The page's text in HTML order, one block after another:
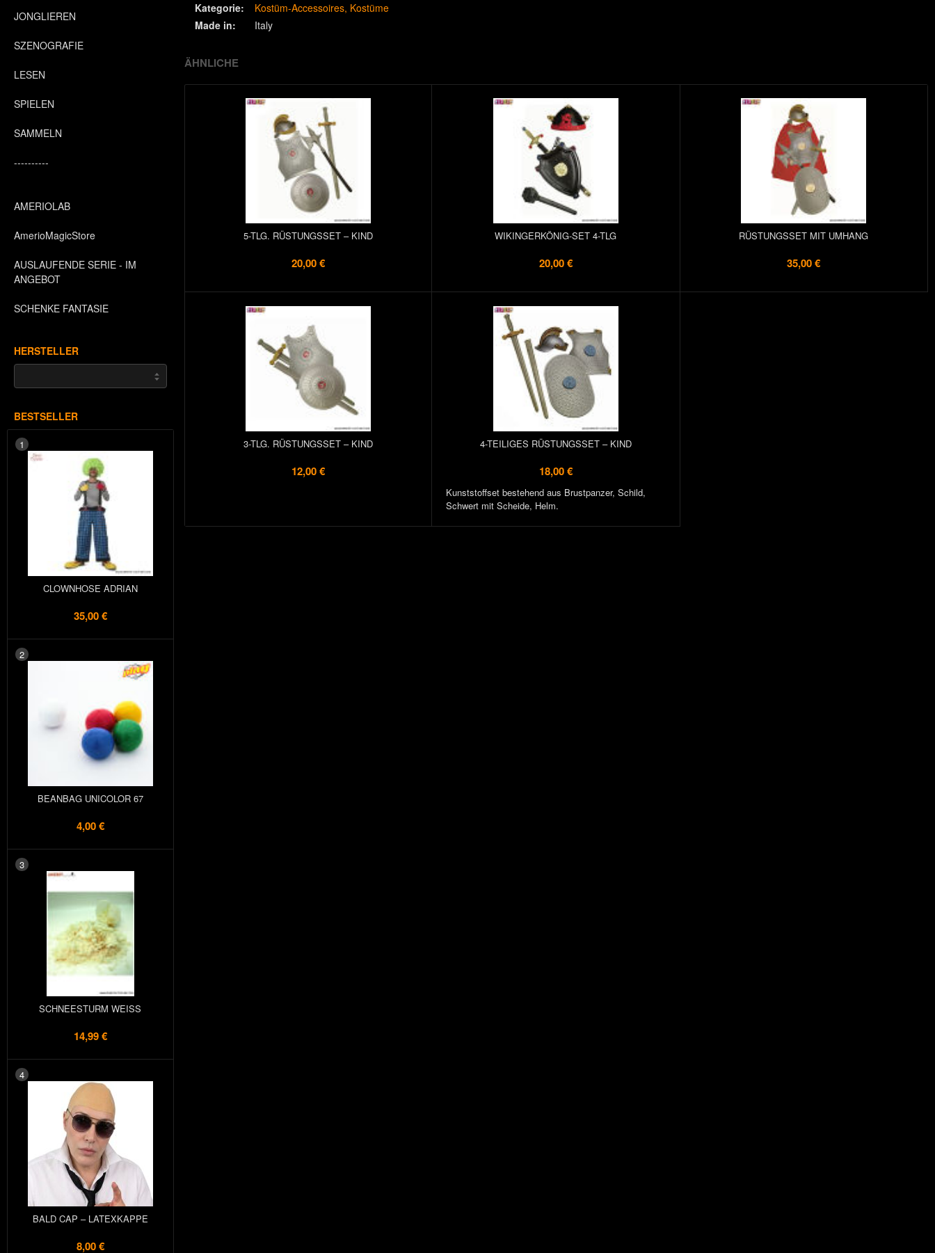
JONGLIEREN
SZENOGRAFIE
LESEN
SPIELEN
SAMMELN
----------
AMERIOLAB
AmerioMagicStore
AUSLAUFENDE SERIE - IM
ANGEBOT
SCHENKE FANTASIE
HERSTELLER
BESTSELLER
1
CLOWNHOSE ADRIAN
35,00 €
2
BEANBAG UNICOLOR 67
4,00 €
3
SCHNEESTURM WEISS
14,99 €
4
BALD CAP – LATEXKAPPE
8,00 €
Kategorie:
Kostüm-Accessoires Kostüme
Made in:
Italy
ÄHNLICHE
5-TLG. RÜSTUNGSSET – KIND
20,00 €
WIKINGERKÖNIG-SET 4-TLG
20,00 €
RÜSTUNGSSET MIT UMHANG
35,00 €
3-TLG. RÜSTUNGSSET – KIND
12,00 €
4-TEILIGES RÜSTUNGSSET – KIND
18,00 €
Kunststoffset bestehend aus Brustpanzer, Schild,
Schwert mit Scheide, Helm.